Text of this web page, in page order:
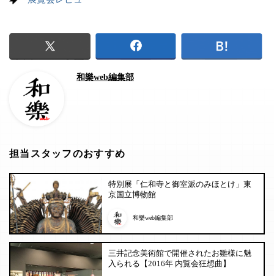
和樂web編集部
担当スタッフのおすすめ
特別展「仁和寺と御室派のみほとけ」東
京国立博物館
和樂web編集部
三井記念美術館で開催されたお雛様に魅
入られる【2016年 内覧会狂想曲】